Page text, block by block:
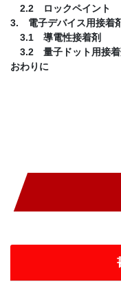
2.2 ロックペイント
3. 電子デバイス用接着
3.1 導電性接着剤
3.2 量子ドット用接
おわりに